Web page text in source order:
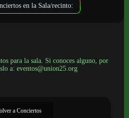
en la Sala/recinto:
para la sala. Si conoces alguno, por
a: eventos@union25.org
a Conciertos